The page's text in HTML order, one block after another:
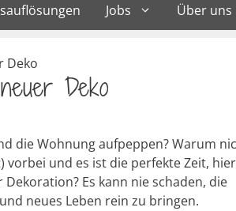
Jobs Über uns
Deko
Deko
die Wohnung aufpeppen? Warum
vorbei und es ist die perfekte Zeit, hier
Es kann nie schaden, die
neues Leben rein zu bringen.